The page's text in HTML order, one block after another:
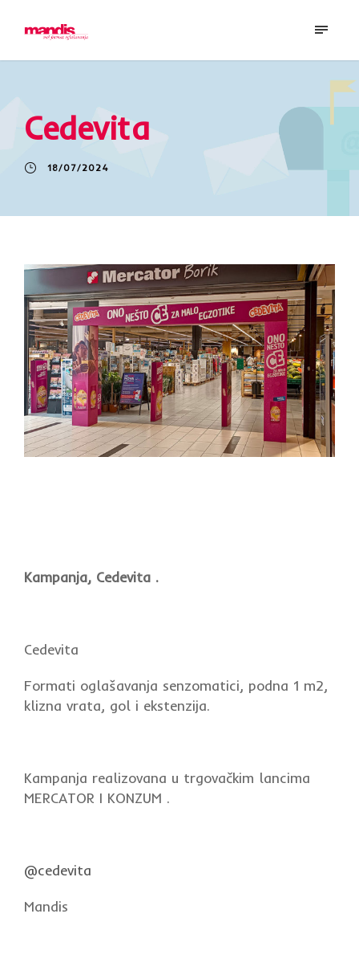
Cedevita
18/07/2024
Kampanja, Cedevita .
Cedevita
Formati oglašavanja senzomatici, podna 1 m2,
klizna vrata, gol i ekstenzija.
Kampanja realizovana u trgovačkim lancima
MERCATOR I KONZUM .
@cedevita
Mandis